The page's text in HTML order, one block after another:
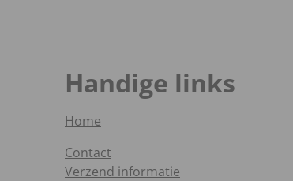
Handige links
Home
Contact
Verzend informatie